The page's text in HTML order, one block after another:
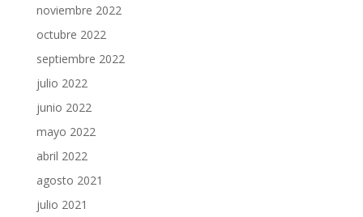
noviembre 2022
octubre 2022
septiembre 2022
julio 2022
junio 2022
mayo 2022
abril 2022
agosto 2021
julio 2021